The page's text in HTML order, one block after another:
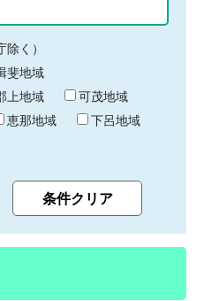
く）
斐地域
上地域
可茂地域
恵那地域
下呂地域